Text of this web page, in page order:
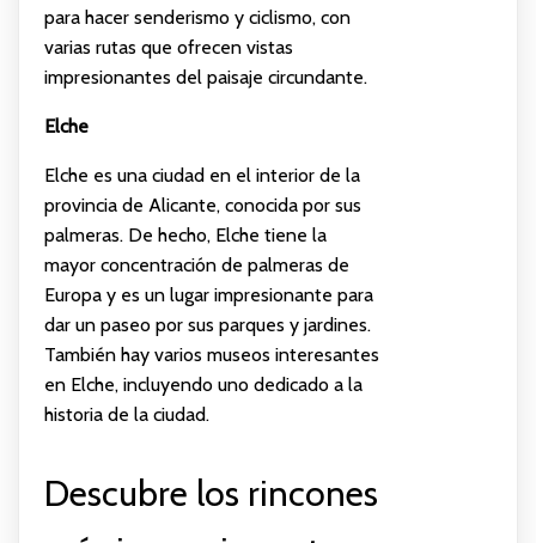
para hacer senderismo y ciclismo, con
varias rutas que ofrecen vistas
impresionantes del paisaje circundante.
Elche
Elche es una ciudad en el interior de la
provincia de Alicante, conocida por sus
palmeras. De hecho, Elche tiene la
mayor concentración de palmeras de
Europa y es un lugar impresionante para
dar un paseo por sus parques y jardines.
También hay varios museos interesantes
en Elche, incluyendo uno dedicado a la
historia de la ciudad.
Descubre los rincones